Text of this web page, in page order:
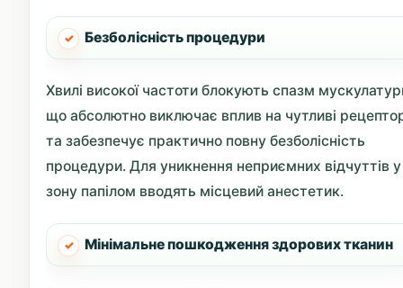
Безболісність процедури
Хвилі високої частоти блокують спазм
що абсолютно виключає вплив на чутливі
та забезпечує практично повну безболісність
процедури. Для уникнення неприємних відчуттів у
зону папілом вводять місцевий анестетик.
Мінімальне пошкодження здорових тканин